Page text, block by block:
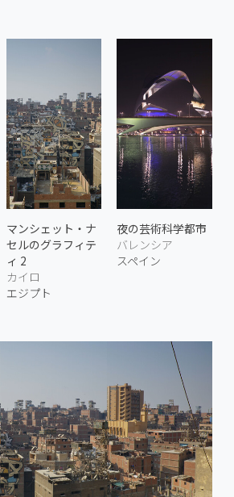
マンシェット・ナ
セルのグラフィテ
ィ 2
カイロ
エジプト
夜の芸術科学都市
バレンシア
スペイン